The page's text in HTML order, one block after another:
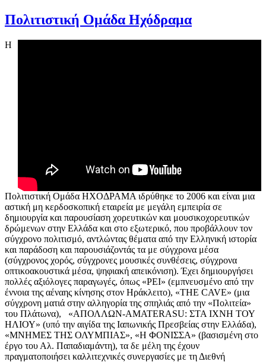
Πολιτιστική Ομάδα Ηχόδραμα
Η
Πολιτιστική Ομάδα ΗΧΟΔΡΑΜΑ ιδρύθηκε το 2006 και είναι μια
αστική μη κερδοσκοπική εταιρεία με μεγάλη εμπειρία σε
δημιουργία και παρουσίαση χορευτικών και μουσικοχορευτικών
δρώμενων στην Ελλάδα και στο εξωτερικό, που προβάλλουν τον
σύγχρονο πολιτισμό, αντλώντας θέματα από την Ελληνική ιστορία
και παράδοση και παρουσιάζοντάς τα με σύγχρονα μέσα
(σύγχρονος χορός, σύγχρονες μουσικές συνθέσεις, σύγχρονα
οπτικοακουστικά μέσα, ψηφιακή απεικόνιση). Έχει δημιουργήσει
πολλές αξιόλογες παραγωγές, όπως «ΡΕΙ» (εμπνευσμένο από την
έννοια της αέναης κίνησης στον Ηράκλειτο), «THE CAVE» (μια
σύγχρονη ματιά στην αλληγορία της σπηλιάς από την «Πολιτεία»
του Πλάτωνα), «ΑΠΟΛΛΩΝ-AMATERASU: ΣΤΑ ΙΧΝΗ ΤΟΥ
ΗΛΙΟΥ» (υπό την αιγίδα της Ιαπωνικής Πρεσβείας στην Ελλάδα),
«ΜΝΗΜΕΣ ΤΗΣ ΟΛΥΜΠΙΑΣ», «Η ΦΟΝΙΣΣΑ» (βασισμένη στο
έργο του Αλ. Παπαδιαμάντη), τα δε μέλη της έχουν
πραγματοποιήσει καλλιτεχνικές συνεργασίες με τη Διεθνή